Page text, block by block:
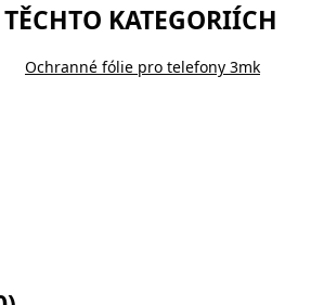
KATEGORIÍCH
Ochranné fólie pro telefony 3mk